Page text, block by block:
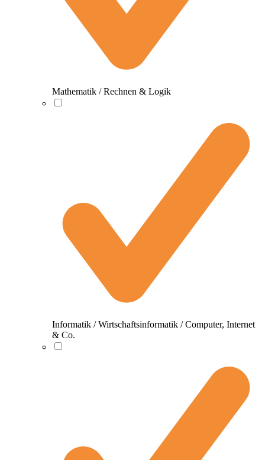
Mathematik / Rechnen & Logik
Informatik / Wirtschaftsinformatik / Computer, Internet
& Co.